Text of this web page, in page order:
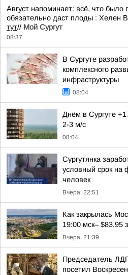
Август напоминает: всё, что было
обязательно даст плоды : Хелен
тут// Мой Сургут
08:37
В Сургуте
комплексного
инфраструктуры
08:04
Днём в Сургуте
2-3 м/с
08:04
Сургутянка
условный срок на
человек
Вчера, 22:51
Как закрылась
19:00 мск– $83,95
Вчера, 21:39
Председатель
посетил